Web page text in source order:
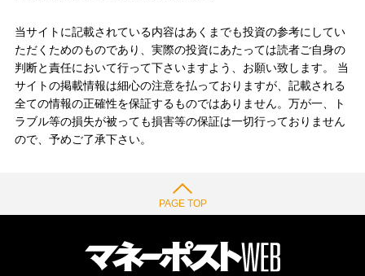
当サイトに記載されている内容はあくまでも投資の参考にしてい
ただくためのものであり、実際の投資にあたっては読者ご自身の
判断と責任において行って下さいますよう、お願い致します。 当
サイトの掲載情報は細心の注意を払っておりますが、記載される
全ての情報の正確性を保証するものではありません。万が一、ト
ラブル等の損失が被っても損害等の保証は一切行っておりません
ので、予めご了承下さい。
PAGE TOP